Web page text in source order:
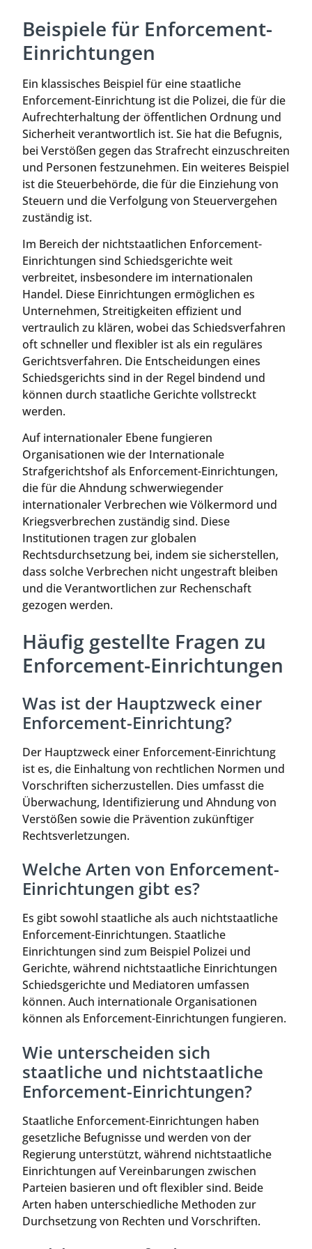
Beispiele für Enforcement-
Einrichtungen
Ein klassisches Beispiel für eine staatliche
Enforcement-Einrichtung ist die Polizei, die für die
Aufrechterhaltung der öffentlichen Ordnung und
Sicherheit verantwortlich ist. Sie hat die Befugnis,
bei Verstößen gegen das Strafrecht einzuschreiten
und Personen festzunehmen. Ein weiteres Beispiel
ist die Steuerbehörde, die für die Einziehung von
Steuern und die Verfolgung von Steuervergehen
zuständig ist.
Im Bereich der nichtstaatlichen Enforcement-
Einrichtungen sind Schiedsgerichte weit
verbreitet, insbesondere im internationalen
Handel. Diese Einrichtungen ermöglichen es
Unternehmen, Streitigkeiten effizient und
vertraulich zu klären, wobei das Schiedsverfahren
oft schneller und flexibler ist als ein reguläres
Gerichtsverfahren. Die Entscheidungen eines
Schiedsgerichts sind in der Regel bindend und
können durch staatliche Gerichte vollstreckt
werden.
Auf internationaler Ebene fungieren
Organisationen wie der Internationale
Strafgerichtshof als Enforcement-Einrichtungen,
die für die Ahndung schwerwiegender
internationaler Verbrechen wie Völkermord und
Kriegsverbrechen zuständig sind. Diese
Institutionen tragen zur globalen
Rechtsdurchsetzung bei, indem sie sicherstellen,
dass solche Verbrechen nicht ungestraft bleiben
und die Verantwortlichen zur Rechenschaft
gezogen werden.
Häufig gestellte Fragen zu
Enforcement-Einrichtungen
Was ist der Hauptzweck einer
Enforcement-Einrichtung?
Der Hauptzweck einer Enforcement-Einrichtung
ist es, die Einhaltung von rechtlichen Normen und
Vorschriften sicherzustellen. Dies umfasst die
Überwachung, Identifizierung und Ahndung von
Verstößen sowie die Prävention zukünftiger
Rechtsverletzungen.
Welche Arten von Enforcement-
Einrichtungen gibt es?
Es gibt sowohl staatliche als auch nichtstaatliche
Enforcement-Einrichtungen. Staatliche
Einrichtungen sind zum Beispiel Polizei und
Gerichte, während nichtstaatliche Einrichtungen
Schiedsgerichte und Mediatoren umfassen
können. Auch internationale Organisationen
können als Enforcement-Einrichtungen fungieren.
Wie unterscheiden sich
staatliche und nichtstaatliche
Enforcement-Einrichtungen?
Staatliche Enforcement-Einrichtungen haben
gesetzliche Befugnisse und werden von der
Regierung unterstützt, während nichtstaatliche
Einrichtungen auf Vereinbarungen zwischen
Parteien basieren und oft flexibler sind. Beide
Arten haben unterschiedliche Methoden zur
Durchsetzung von Rechten und Vorschriften.